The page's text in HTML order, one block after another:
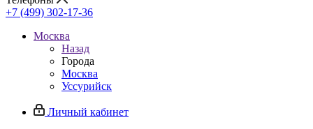
+7 (499) 302-17-36
Москва
Назад
Города
Москва
Уссурийск
Личный кабинет